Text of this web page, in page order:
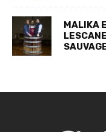
MALIKA